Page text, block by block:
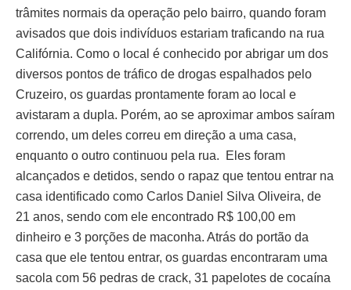
trâmites normais da operação pelo bairro, quando foram
avisados que dois indivíduos estariam traficando na rua
Califórnia. Como o local é conhecido por abrigar um dos
diversos pontos de tráfico de drogas espalhados pelo
Cruzeiro, os guardas prontamente foram ao local e
avistaram a dupla. Porém, ao se aproximar ambos saíram
correndo, um deles correu em direção a uma casa,
enquanto o outro continuou pela rua. Eles foram
alcançados e detidos, sendo o rapaz que tentou entrar na
casa identificado como Carlos Daniel Silva Oliveira, de
21 anos, sendo com ele encontrado R$ 100,00 em
dinheiro e 3 porções de maconha. Atrás do portão da
casa que ele tentou entrar, os guardas encontraram uma
sacola com 56 pedras de crack, 31 papelotes de cocaína